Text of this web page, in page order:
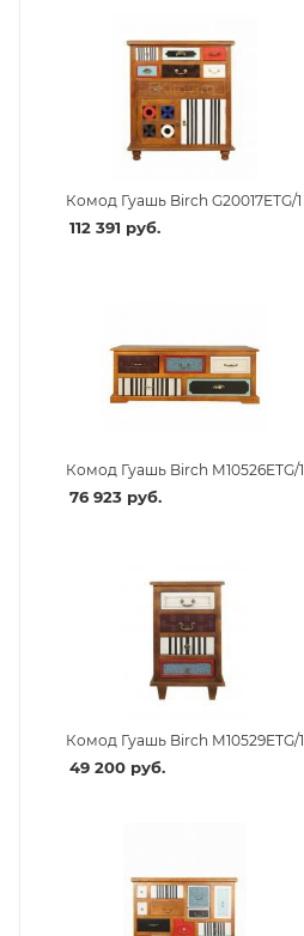
Комод Гуашь Birch G20017ETG/1
112 391 руб.
Комод Гуашь Birch M10526ETG/1
76 923руб.
Комод Гуашь Birch M10529ETG/1
49 200руб.